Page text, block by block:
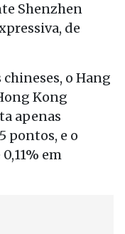
Shenzhen
de
o Hang
Kong
apenas
pontos, e o
em